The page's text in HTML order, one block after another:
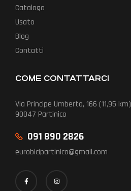
Catalogo
Usato
Blog
Contatti
COME CONTATTARCI
Via Principe Umberto, 166 (11,95 km)
90047 Partinico
091 890 2826
eurobicipartinico@gmail.com